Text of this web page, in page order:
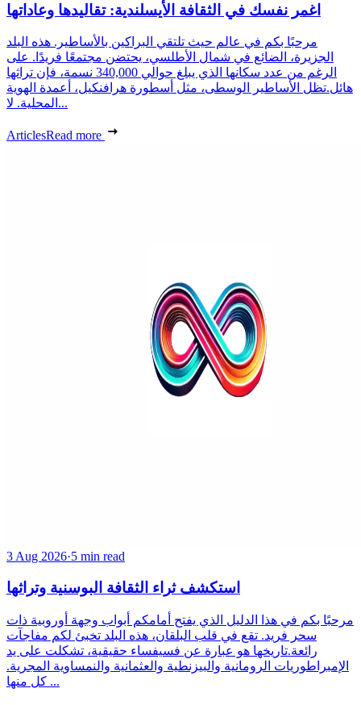
اغمر نفسك في الثقافة الأيسلندية: تقاليدها وعاداتها
مرحبًا بكم في عالم حيث تلتقي البراكين بالأساطير. هذه البلد
الجزيرة، الضائع في شمال الأطلسي، يحتضن مجتمعًا فريدًا. على
الرغم من عدد سكانها الذي يبلغ حوالي 340,000 نسمة، فإن تراثها
هائل.تظل الأساطير الوسطى، مثل أسطورة هرافنكيل، أعمدة الهوية
المحلية. لا...
ArticlesRead more
3 Aug 2026·5 min read
استكشف ثراء الثقافة البوسنية وتراثها
مرحبًا بكم في هذا الدليل الذي يفتح أمامكم أبواب وجهة أوروبية ذات
سحر فريد. تقع في قلب البلقان، هذه البلد تخبئ لكم مفاجآت
رائعة.تاريخها هو عبارة عن فسيفساء حقيقية، تشكلت على يد
الإمبراطوريات الرومانية والبيزنطية والعثمانية والنمساوية المجرية.
كل منها ...